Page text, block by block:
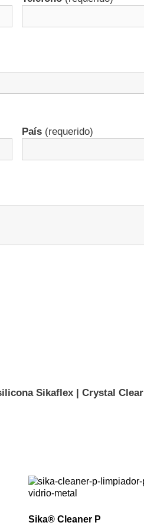
País (requerido)
Sikaflex | Crystal Clear
Sika® Cleaner P